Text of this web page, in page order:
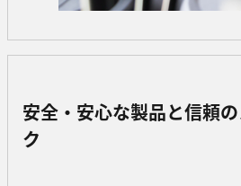
安全・安心な製品と信頼
ク